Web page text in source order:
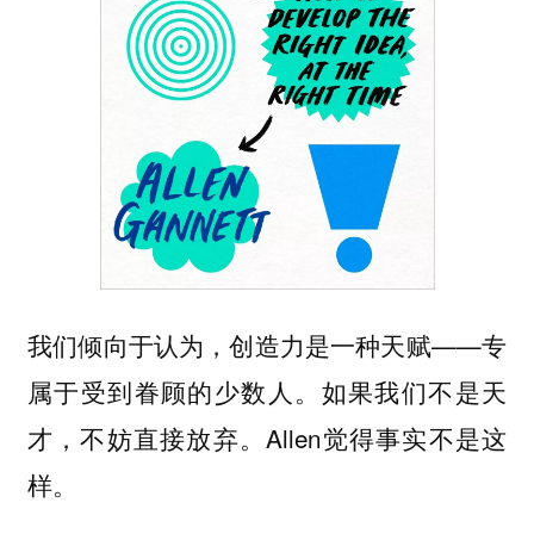
我们倾向于认为，创造力是一种天赋——专
属于受到眷顾的少数人。如果我们不是天
才，不妨直接放弃。Allen觉得事实不是这
样。